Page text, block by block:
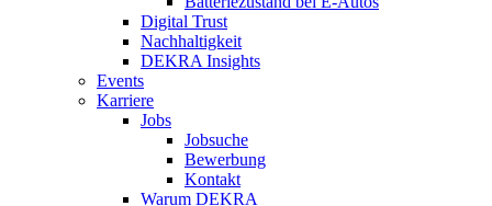
Digital Trust
Nachhaltigkeit
DEKRA Insights
Events
Karriere
Jobs
Jobsuche
Bewerbung
Kontakt
Warum DEKRA